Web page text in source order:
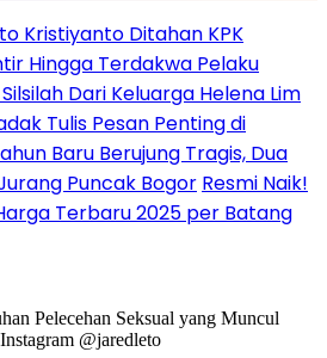
Kristiyanto Ditahan KPK
Hingga Terdakwa Pelaku
Dari Keluarga Helena Lim
Tulis Pesan Penting di
Baru Berujung Tragis, Dua
Puncak Bogor Resmi Naik!
Terbaru 2025 per Batang